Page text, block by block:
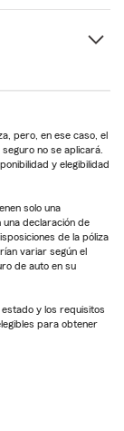
pero, en ese caso, el
no se aplicará.
y elegibilidad
solo una
declaración de
de la póliza
variar según el
de auto en su
y los requisitos
para obtener